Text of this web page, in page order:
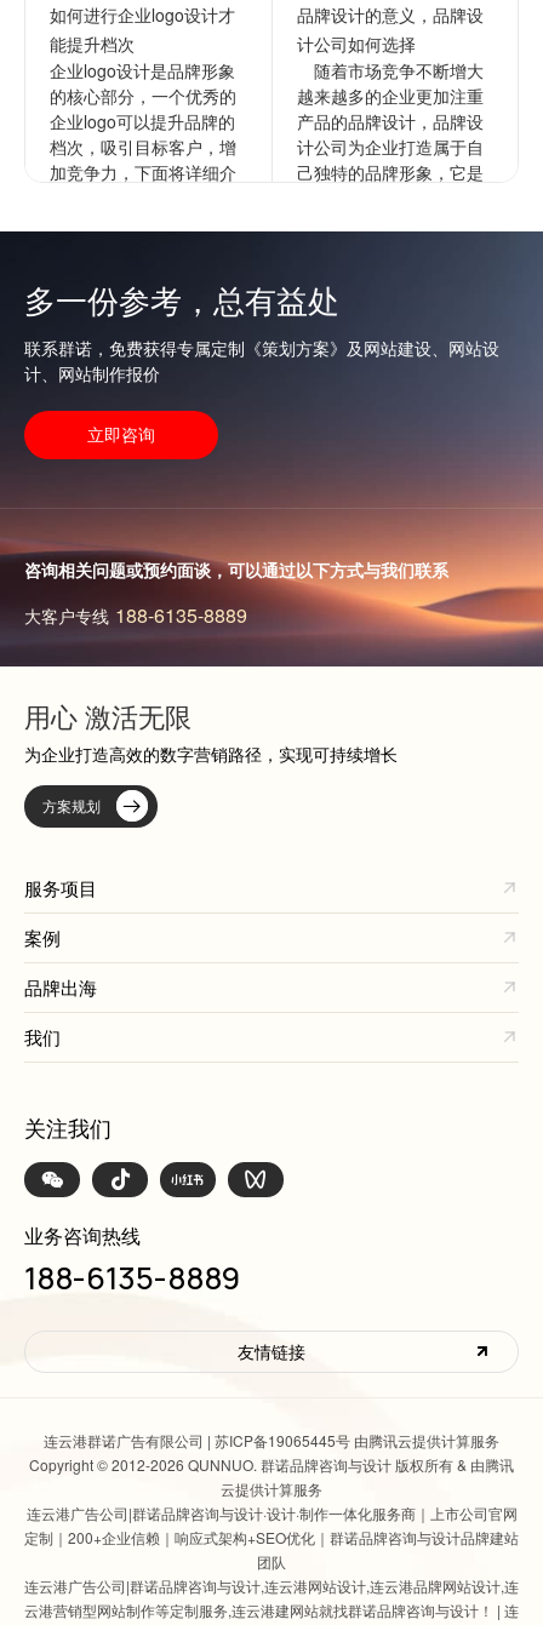
如何进行企业logo设计才
能提升档次
企业logo设计是品牌形象
的核心部分，一个优秀的
企业logo可以提升品牌的
档次，吸引目标客户，增
加竞争力，下面将详细介
品牌设计的意义，品牌设
计公司如何选择
随着市场竞争不断增大
越来越多的企业更加注重
产品的品牌设计，品牌设
计公司为企业打造属于自
己独特的品牌形象，它是
查看更多
多一份参考，总有益处
联系群诺，免费获得专属定制《策划方案》及网站建设、网站设
计、网站制作报价
立即咨询
咨询相关问题或预约面谈，可以通过以下方式与我们联系
大客户专线 188-6135-8889
用心 激活无限
为企业打造高效的数字营销路径，实现可持续增长
方案规划
服务项目
案例
品牌出海
我们
关注我们
业务咨询热线
188-6135-8889
友情链接
连云港群诺广告有限公司 | 苏ICP备19065445号 由腾讯云提供计算服务
Copyright © 2012-2026 QUNNUO. 群诺品牌咨询与设计 版权所有 & 由腾讯
云提供计算服务
连云港广告公司|群诺品牌咨询与设计·设计·制作一体化服务商｜上市公司官网
定制｜200+企业信赖｜响应式架构+SEO优化｜群诺品牌咨询与设计品牌建站
团队
连云港广告公司|群诺品牌咨询与设计,连云港网站设计,连云港品牌网站设计,连
云港营销型网站制作等定制服务,连云港建网站就找群诺品牌咨询与设计！ | 连